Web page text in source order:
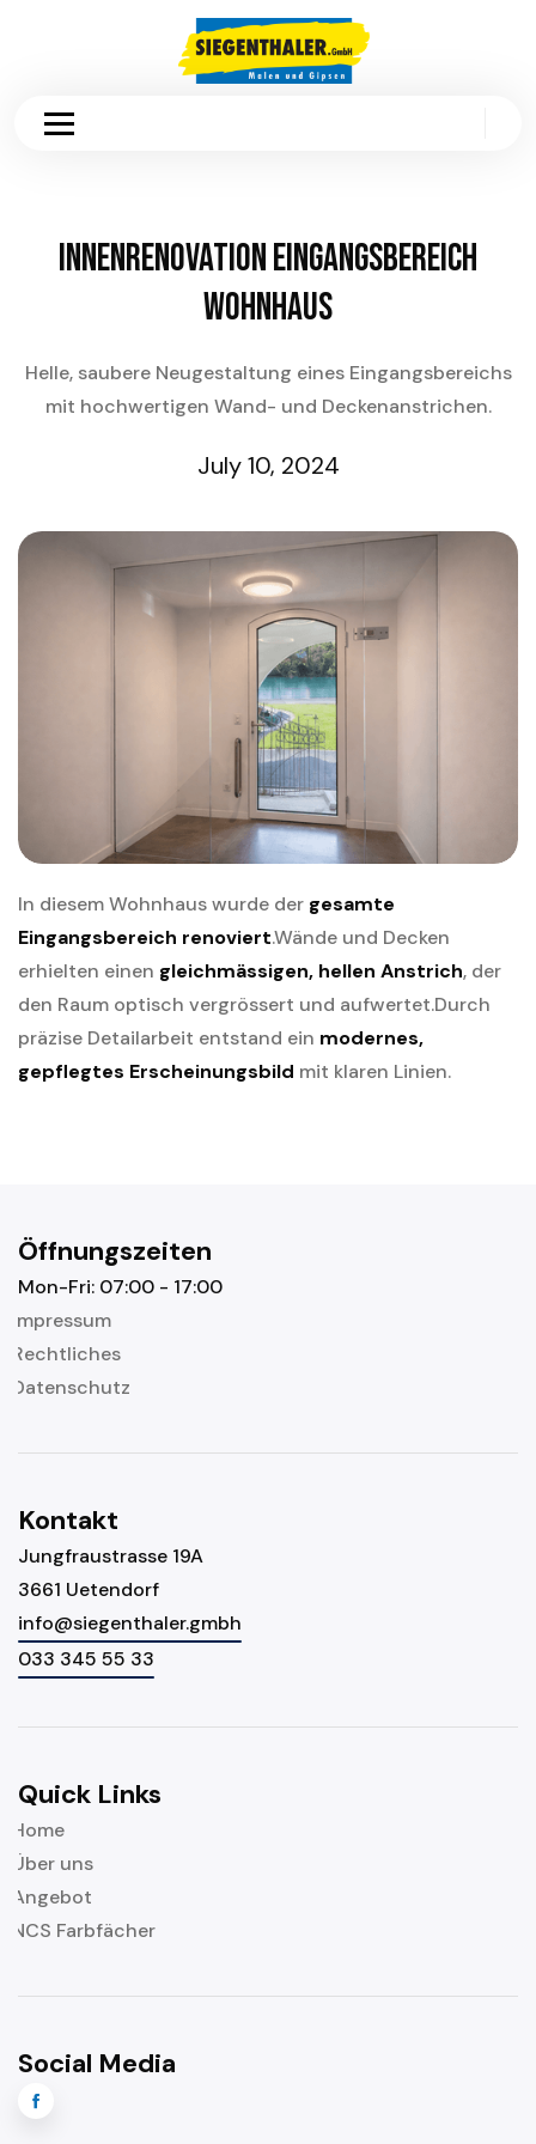
Innenrenovation Eingangsbereich
Wohnhaus
Helle, saubere Neugestaltung eines Eingangsbereichs
mit hochwertigen Wand- und Deckenanstrichen.
July 10, 2024
In diesem Wohnhaus wurde der gesamte
Eingangsbereich renoviert.Wände und Decken
erhielten einen gleichmässigen, hellen Anstrich, der
den Raum optisch vergrössert und aufwertet.Durch
präzise Detailarbeit entstand ein modernes,
gepflegtes Erscheinungsbild mit klaren Linien.
Öffnungszeiten
Mon-Fri: 07:00 - 17:00
Impressum
Rechtliches
Datenschutz
Kontakt
Jungfraustrasse 19A
3661 Uetendorf
info@siegenthaler.gmbh
033 345 55 33
Quick Links
Home
Über uns
Angebot
NCS Farbfächer
Social Media
